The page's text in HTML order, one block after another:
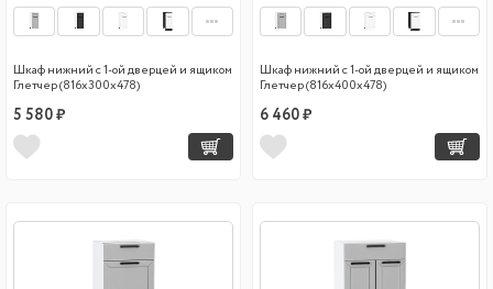
Шкаф нижний с 1-ой дверцей и ящиком
Глетчер (816х300х478)
5 580 ₽
Шкаф нижний с 1-ой дверцей и ящиком
Глетчер (816х400х478)
6 460 ₽